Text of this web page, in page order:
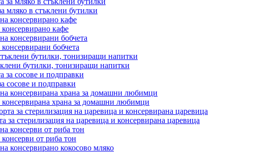
мляко в стъклени бутилки
консервирано кафе
бобчета
бутилки, тонизиращи напитки
сосове и подправки
консервирана храна за домашни любимци
за стерилизация на царевица и консервирана царевица
консерви от риба тон